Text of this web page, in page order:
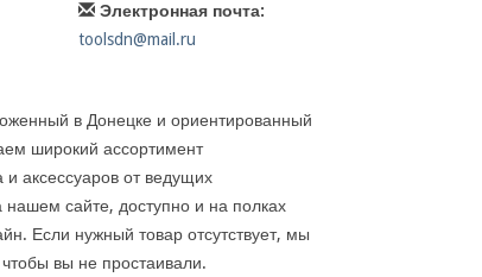
Электронная почта:
toolsdn@mail.ru
в Донецке и ориентированный
широкий ассортимент
и аксессуаров от ведущих
нашем сайте, доступно и на полках
Если нужный товар отсутствует, мы
чтобы вы не простаивали.